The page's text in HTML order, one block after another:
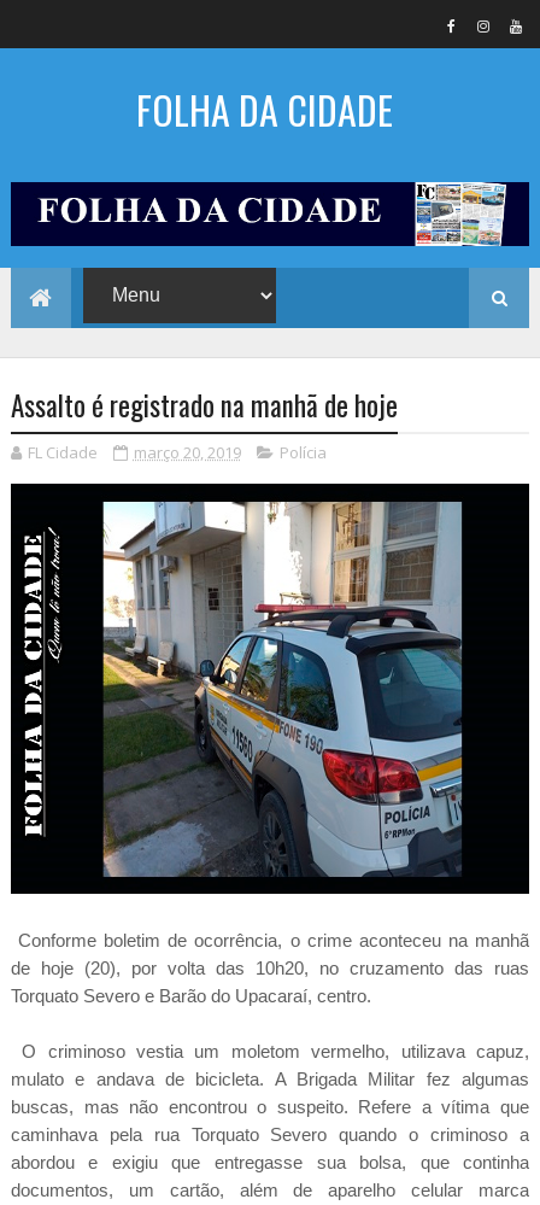
FOLHA DA CIDADE
Assalto é registrado na manhã de hoje
FL Cidade março 20, 2019 Polícia
Conforme boletim de ocorrência, o crime aconteceu na manhã
de hoje (20), por volta das 10h20, no cruzamento das ruas
Torquato Severo e Barão do Upacaraí, centro.
O criminoso vestia um moletom vermelho, utilizava capuz,
mulato e andava de bicicleta. A Brigada Militar fez algumas
buscas, mas não encontrou o suspeito. Refere a vítima que
caminhava pela rua Torquato Severo quando o criminoso a
abordou e exigiu que entregasse sua bolsa, que continha
documentos, um cartão, além de aparelho celular marca